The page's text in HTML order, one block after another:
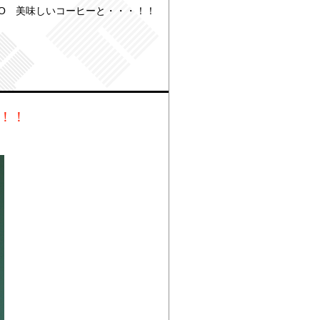
美味しいコーヒーと・・・！！
！